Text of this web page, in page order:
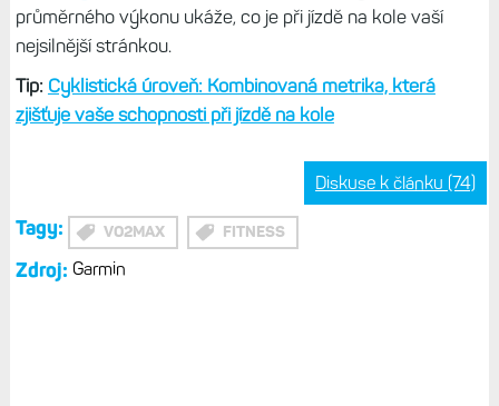
průměrného výkonu ukáže, co je při jízdě na kole vaší
nejsilnější stránkou.
Tip: Cyklistická úroveň: Kombinovaná metrika, která
zjišťuje vaše schopnosti při jízdě na kole
Diskuse k článku (74)
Tagy: VO2MAX FITNESS
Zdroj: Garmin